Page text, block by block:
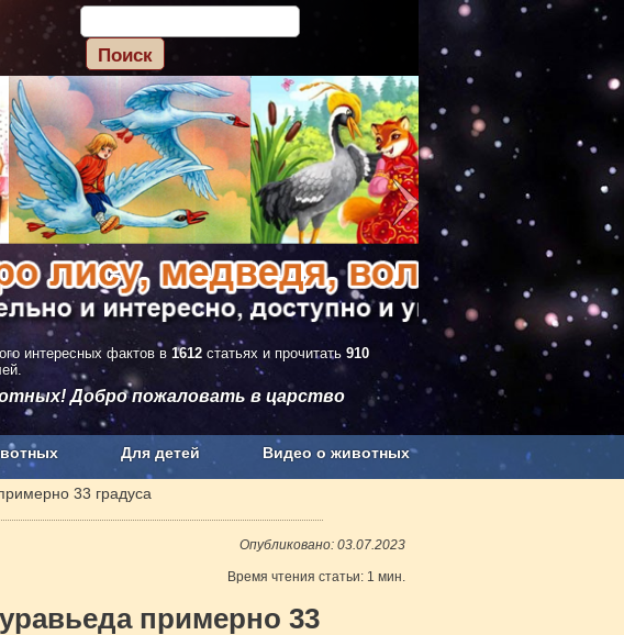
интересных фактов в 1612 статьях и прочитать 910
Добро пожаловать в царство
Для детей Видео о животных
33 градуса
Опубликовано: 03.07.2023
Время чтения статьи: 1 мин.
примерно 33